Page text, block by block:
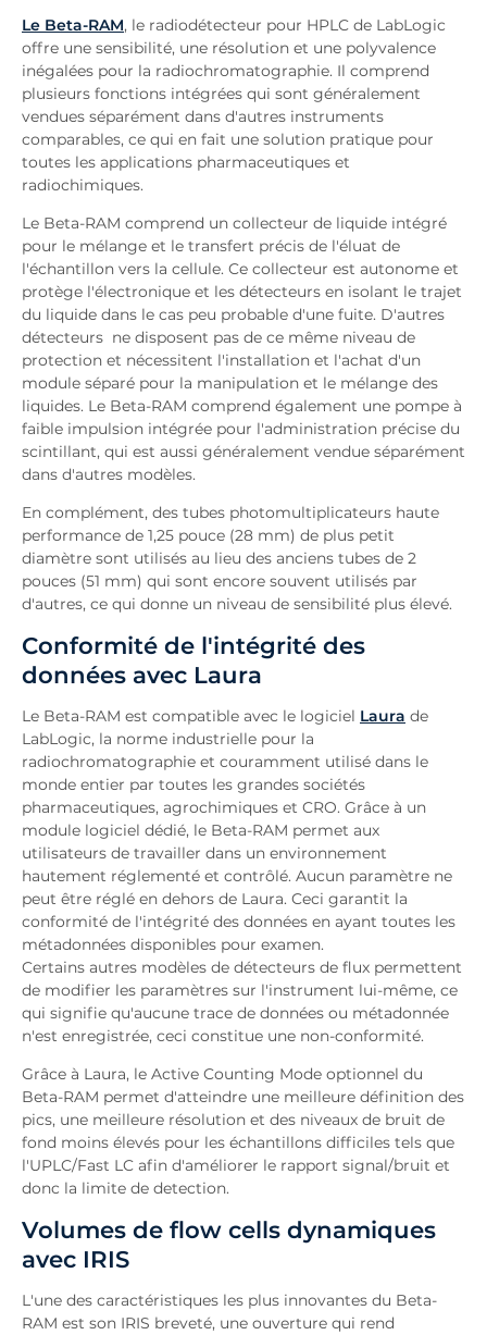
Le Beta-RAM, le radiodétecteur pour HPLC de LabLogic
offre une sensibilité, une résolution et une polyvalence
inégalées pour la radiochromatographie. Il comprend
plusieurs fonctions intégrées qui sont généralement
vendues séparément dans d'autres instruments
comparables, ce qui en fait une solution pratique pour
toutes les applications pharmaceutiques et
radiochimiques.
Le Beta-RAM comprend un collecteur de liquide intégré
pour le mélange et le transfert précis de l'éluat de
l'échantillon vers la cellule. Ce collecteur est autonome et
protège l'électronique et les détecteurs en isolant le trajet
du liquide dans le cas peu probable d'une fuite. D'autres
détecteurs ne disposent pas de ce même niveau de
protection et nécessitent l'installation et l'achat d'un
module séparé pour la manipulation et le mélange des
liquides. Le Beta-RAM comprend également une pompe à
faible impulsion intégrée pour l'administration précise du
scintillant, qui est aussi généralement vendue séparément
dans d'autres modèles.
En complément, des tubes photomultiplicateurs haute
performance de 1,25 pouce (28 mm) de plus petit
diamètre sont utilisés au lieu des anciens tubes de 2
pouces (51 mm) qui sont encore souvent utilisés par
d'autres, ce qui donne un niveau de sensibilité plus élevé.
Conformité de l'intégrité des
données avec Laura
Le Beta-RAM est compatible avec le logiciel Laura de
LabLogic, la norme industrielle pour la
radiochromatographie et couramment utilisé dans le
monde entier par toutes les grandes sociétés
pharmaceutiques, agrochimiques et CRO. Grâce à un
module logiciel dédié, le Beta-RAM permet aux
utilisateurs de travailler dans un environnement
hautement réglementé et contrôlé. Aucun paramètre ne
peut être réglé en dehors de Laura. Ceci garantit la
conformité de l'intégrité des données en ayant toutes les
métadonnées disponibles pour examen.
Certains autres modèles de détecteurs de flux permettent
de modifier les paramètres sur l'instrument lui-même, ce
qui signifie qu'aucune trace de données ou métadonnée
n'est enregistrée, ceci constitue une non-conformité.
Grâce à Laura, le Active Counting Mode optionnel du
Beta-RAM permet d'atteindre une meilleure définition des
pics, une meilleure résolution et des niveaux de bruit de
fond moins élevés pour les échantillons difficiles tels que
l'UPLC/Fast LC afin d'améliorer le rapport signal/bruit et
donc la limite de detection.
Volumes de flow cells dynamiques
avec IRIS
L'une des caractéristiques les plus innovantes du Beta-
RAM est son IRIS breveté, une ouverture qui rend